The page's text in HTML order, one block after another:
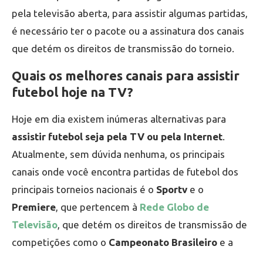
pela televisão aberta, para assistir algumas partidas,
é necessário ter o pacote ou a assinatura dos canais
que detém os direitos de transmissão do torneio.
Quais os melhores canais para assistir
futebol hoje na TV?
Hoje em dia existem inúmeras alternativas para
assistir futebol seja pela TV ou pela Internet
Atualmente, sem dúvida nenhuma, os principais
canais onde você encontra partidas de futebol dos
principais torneios nacionais é o Sportv e o
Premiere , que pertencem à Rede Globo de
Televisão , que detém os direitos de transmissão de
competições como o Campeonato Brasileiro e a